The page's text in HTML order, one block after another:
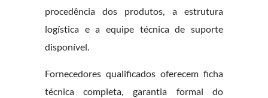
procedência dos produtos, a estrutura
logística e a equipe técnica de suporte
disponível.
Fornecedores qualificados oferecem ficha
técnica completa, garantia formal do